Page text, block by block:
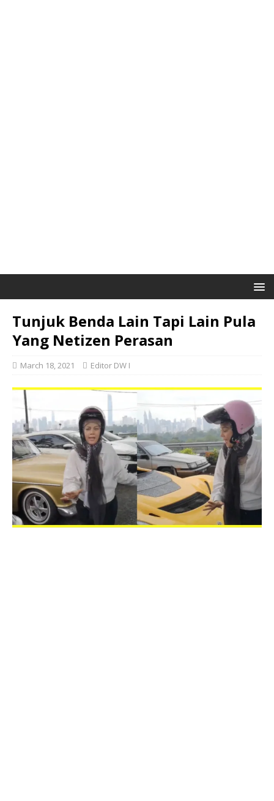
Tunjuk Benda Lain Tapi Lain Pula
Yang Netizen Perasan
March 18, 2021 Editor DW I